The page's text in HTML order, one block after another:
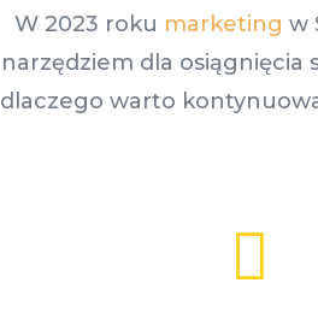
W 2023 roku marketing w
narzędziem dla
dlaczego warto
